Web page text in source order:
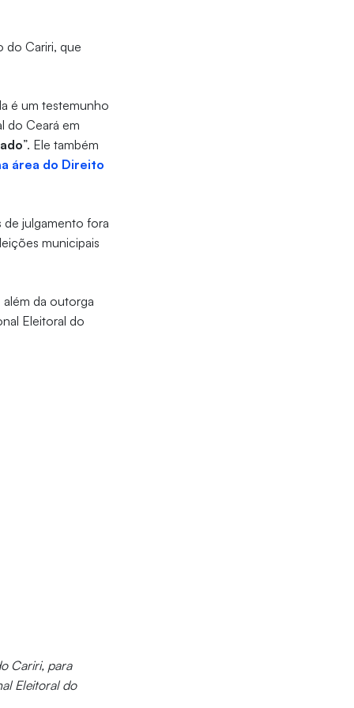
do Cariri, que
é um testemunho
do Ceará em
”. Ele também
área do Direito
de julgamento fora
municipais
da outorga
Eleitoral do
Cariri, para
Eleitoral do